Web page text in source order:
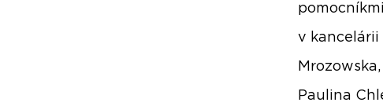
v kancelárii
Paulina